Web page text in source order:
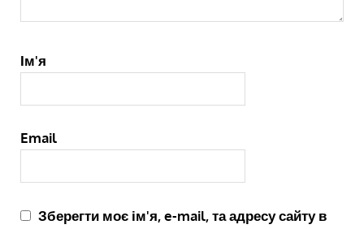
Ім'я
Email
Зберегти моє ім'я, e-mail, та адресу сайту в